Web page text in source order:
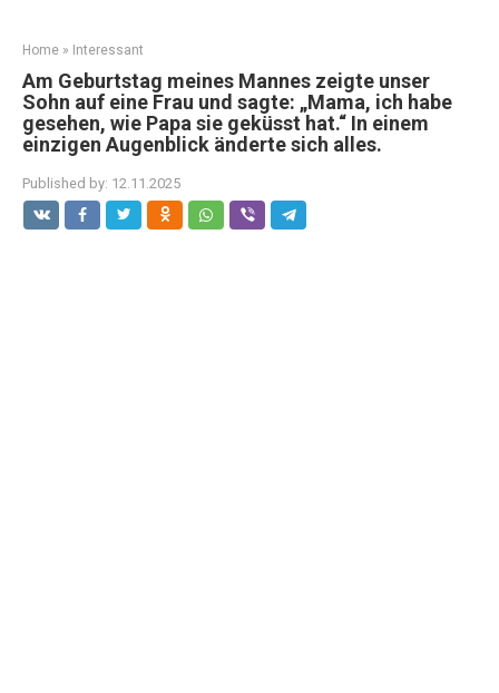
Home » Interessant
Am Geburtstag meines Mannes zeigte unser
Sohn auf eine Frau und sagte: „Mama, ich habe
gesehen, wie Papa sie geküsst hat.“ In einem
einzigen Augenblick änderte sich alles.
Published by: 12.11.2025